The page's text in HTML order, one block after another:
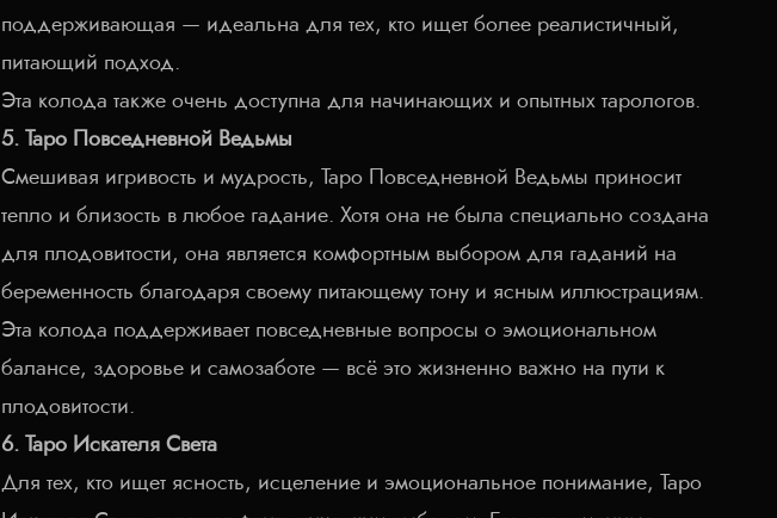
поддерживающая — идеальна для тех, кто ищет более реалистичный,
питающий подход.
Эта колода также очень доступна для начинающих и опытных тарологов.
5. Таро Повседневной Ведьмы
Смешивая игривость и мудрость, Таро Повседневной Ведьмы приносит
тепло и близость в любое гадание. Хотя она не была специально создана
для плодовитости, она является комфортным выбором для гаданий на
беременность благодаря своему питающему тону и ясным иллюстрациям.
Эта колода поддерживает повседневные вопросы о эмоциональном
балансе, здоровье и самозаботе — всё это жизненно важно на пути к
плодовитости.
6. Таро Искателя Света
Для тех, кто ищет ясность, исцеление и эмоциональное понимание, Таро